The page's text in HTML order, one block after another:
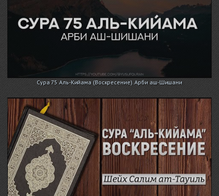
Сура 75 Аль-Кийама (Воскресение). Арби аш-Шишани